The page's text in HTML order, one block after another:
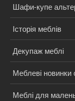
Шафи-купе
Історія меблів
Декупаж меблі
Меблеві новинки
Меблі для